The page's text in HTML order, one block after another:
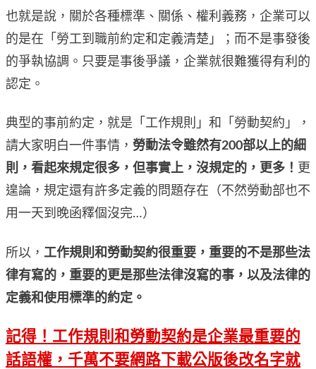
也就是說，關於各種標準、關係、權利義務，企業可以
的是在「勞工到職前約定和定義清楚」；而不是事發後
的爭執協調。只要是事後爭議，企業就很難獲得有利的
認定。
典型的事前約定，就是「工作規則」和「勞動契約」，
請大家明白一件事情， 勞動法令雖然有200部以上的細
則，看起來規定很多，但事實上，沒規定的，更多！ 更
遑論，規定還有許多定義的問題存在（不然勞動部也不
用一天到晚函釋個沒完…）
所以， 工作規則和勞動契約很重要，重要的不是那些法
律有寫的，重要的更是那些法律沒寫的事，以及法律的
定義和使用標準的約定。
記得！工作規則和勞動契約是企業最重要的
話語權，千萬不要網路下載公版後改名字就